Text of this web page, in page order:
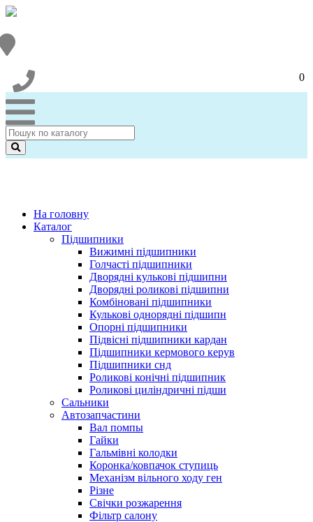
0
На головну
Каталог
Підшипники
Вижимні підшипники
Голчасті підшипники
Дворядні кулькові підшипни
Дворядні роликові підшипни
Комбіновані підшипники
Кулькові однорядні підшипн
Опорні підшипники
Підвісні підшипники кардан
Підшипники кермового керув
Підшипники снд
Роликові конічні підшипник
Роликові циліндричні підши
Сальники
Автозапчастини
Вал помпы
Гайки
Гальмівні колодки
Коронка/ковпачок ступиць
Механізм вільного ходу ген
Різне
Свічки розжарення
Фільтр салону